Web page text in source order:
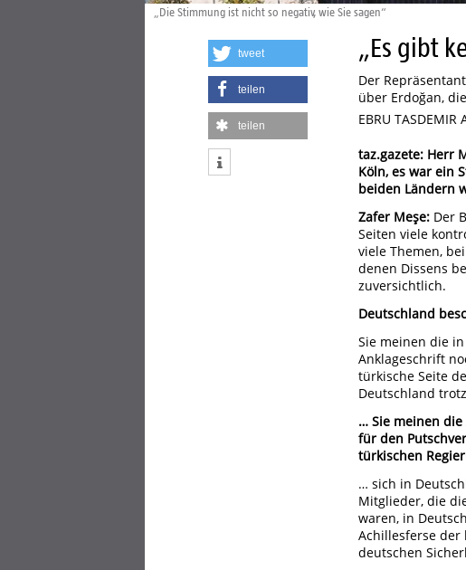
tweet
teilen
teilen
„Die Stimmung ist nicht so negativ, wie Sie sagen“
„Es gibt
Der
über Erdoğan,
EBRU TASDEMIR
taz.gazete: Herr
Köln, es war ein
beiden Ländern
Zafer Meşe: Der
Seiten viele
viele Themen,
denen Dissens
zuversichtlich.
Deutschland
Sie meinen die
Anklageschrift
türkische Seite
Deutschland
… Sie meinen
für den
türkischen
… sich in
Mitglieder, die
waren, in
Achillesferse
deutschen